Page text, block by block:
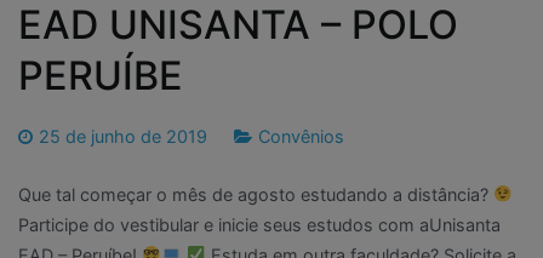
EAD UNISANTA – POLO
PERUÍBE
25 de junho de 2019 Convênios
Que tal começar o mês de agosto estudando a distância?
Participe do vestibular e inicie seus estudos com aUnisanta